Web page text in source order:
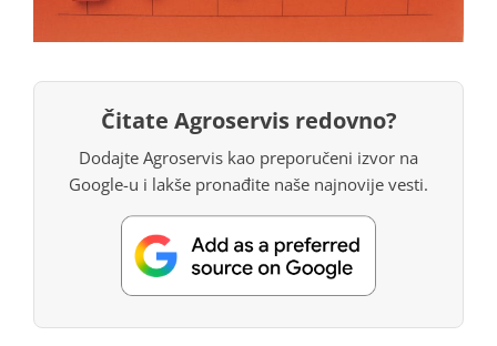
Čitate Agroservis redovno?
Dodajte Agroservis kao preporučeni izvor na
Google-u i lakše pronađite naše najnovije vesti.